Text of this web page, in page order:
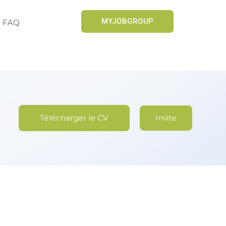
FAQ MYJOBGROUP
Télécharger le CV Invite